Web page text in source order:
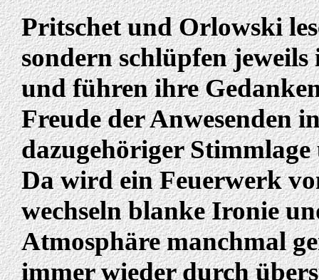
Pritschet und Orlowski
sondern schlüpfen
und führen ihre
Freude der Anwesenden
dazugehöriger
Da wird ein Feuerwerk
wechseln blanke Ironie
Atmosphäre manchmal
immer wieder durch